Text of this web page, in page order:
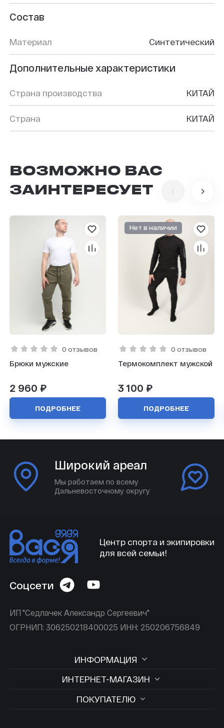
Состав
Материал Синтетический
Дополнительные характеристики
Страна производства КИТАЙ
Страна КИТАЙ
ВОЗМОЖНО ВАС
ЗАИНТЕРЕСУЕТ
0 отзывов
Брюки мужские
2 960 ₽
ПОДРОБНЕЕ
Нет в наличии
0 отзывов
Термокомплект мужской
3 100 ₽
ПОДРОБНЕЕ
Широкий ареал
Мы работаем по всему
Дальневосточному округу
Центр спорта и экипировки
для всей семьи!
ИП "Седлачек Александр Сергеевич"
ОГРНИП: 306250218400025 ИНН: 250206756849
Соцсети
ИНФОРМАЦИЯ
ИНТЕРНЕТ-МАГАЗИН
ПОКУПАТЕЛЮ